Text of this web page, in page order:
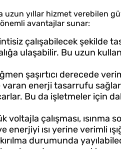
uzun yıllar hizmet verebilen
önemli avantajlar sunar:
çalışabilecek şekilde
ulaşabilir. Bu uzun
şaşırtıcı derecede
varan enerji tasarrufu
Bu da işletmeler için
voltajla çalışması, ısınma
enerjiyi ısı yerine verimli
durumunda